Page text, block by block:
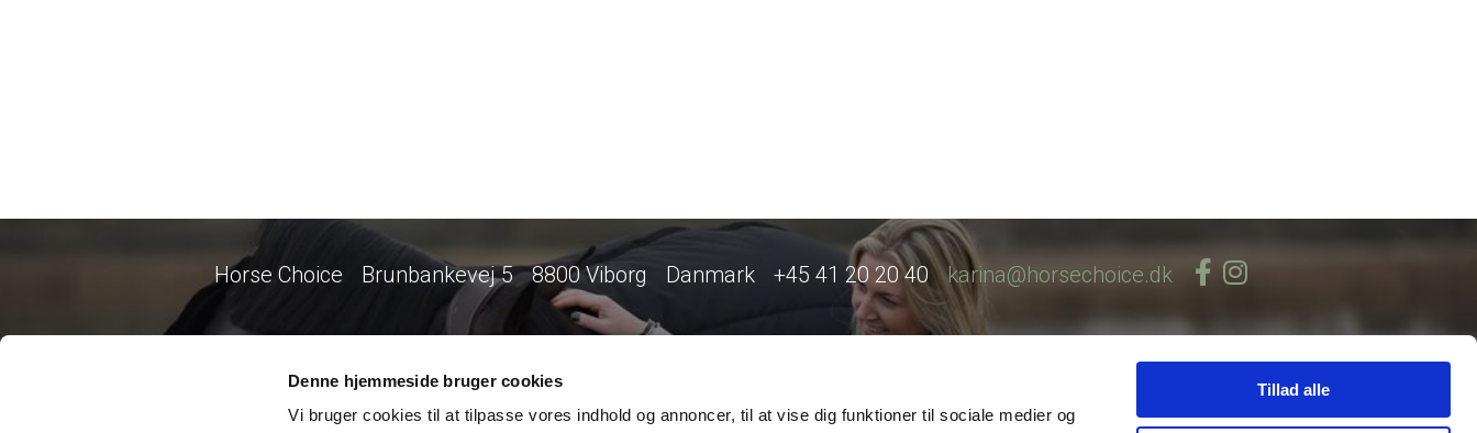
Denne hjemmeside bruger cookies
Vi bruger cookies til at tilpasse vores indhold og annoncer, til at vise dig funktioner til sociale medier og
Tillad alle
Horse Choice Brunbankevej 5 8800 Viborg Danmark +45 41 20 20 40 karina@horsechoice.dk